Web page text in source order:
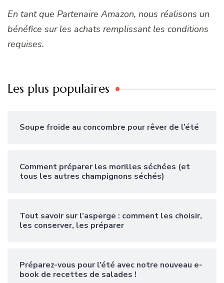
En tant que Partenaire Amazon, nous réalisons un
bénéfice sur les achats remplissant les conditions
requises.
Les plus populaires
Soupe froide au concombre pour rêver de l’été
Comment préparer les morilles séchées (et
tous les autres champignons séchés)
Tout savoir sur l’asperge : comment les choisir,
les conserver, les préparer
Préparez-vous pour l’été avec notre nouveau e-
book de recettes de salades !